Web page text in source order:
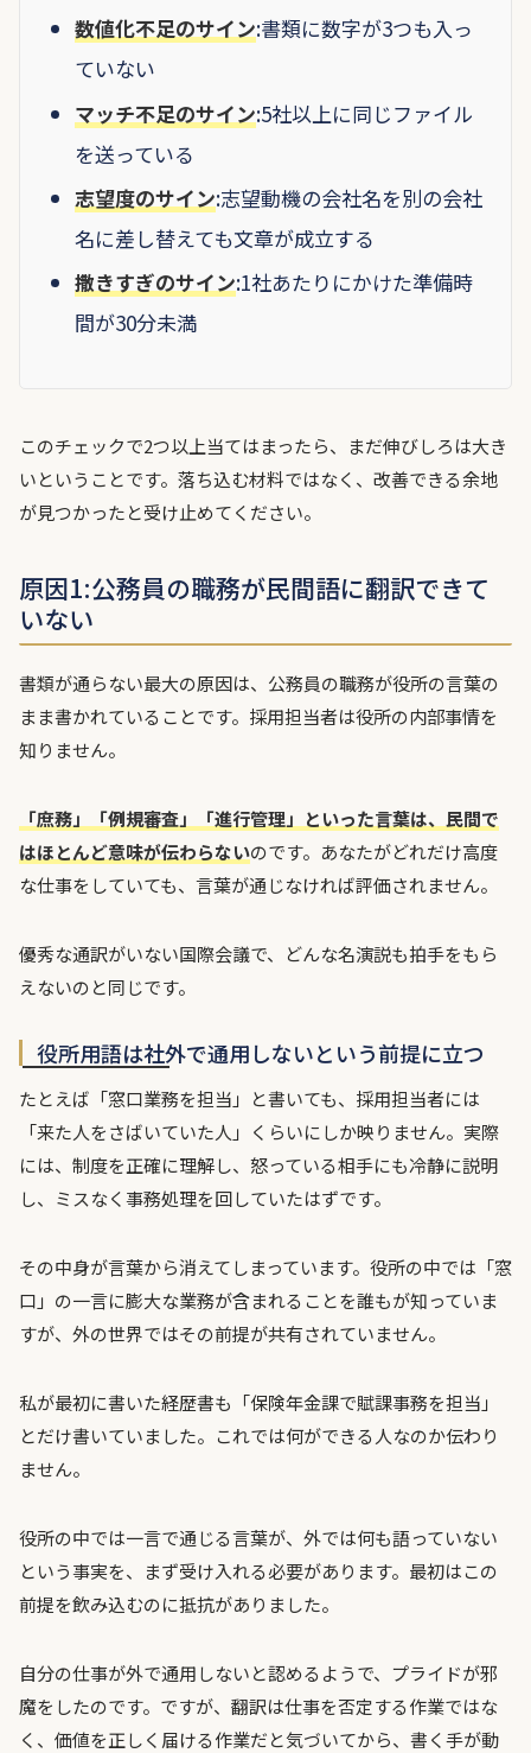
数値化不足のサイン:書類に数字が3つも入っ
ていない
マッチ不足のサイン:5社以上に同じファイル
を送っている
志望度のサイン:志望動機の会社名を別の会社
名に差し替えても文章が成立する
撒きすぎのサイン:1社あたりにかけた準備時
間が30分未満
このチェックで2つ以上当てはまったら、まだ伸びしろは大き
いということです。落ち込む材料ではなく、改善できる余地
が見つかったと受け止めてください。
原因1:公務員の職務が民間語に翻訳できて
いない
書類が通らない最大の原因は、公務員の職務が役所の言葉の
まま書かれていることです。採用担当者は役所の内部事情を
知りません。
「庶務」「例規審査」「進行管理」といった言葉は、民間で
はほとんど意味が伝わらないのです。あなたがどれだけ高度
な仕事をしていても、言葉が通じなければ評価されません。
優秀な通訳がいない国際会議で、どんな名演説も拍手をもら
えないのと同じです。
役所用語は社外で通用しないという前提に立つ
たとえば「窓口業務を担当」と書いても、採用担当者には
「来た人をさばいていた人」くらいにしか映りません。実際
には、制度を正確に理解し、怒っている相手にも冷静に説明
し、ミスなく事務処理を回していたはずです。
その中身が言葉から消えてしまっています。役所の中では「窓
口」の一言に膨大な業務が含まれることを誰もが知っていま
すが、外の世界ではその前提が共有されていません。
私が最初に書いた経歴書も「保険年金課で賦課事務を担当」
とだけ書いていました。これでは何ができる人なのか伝わり
ません。
役所の中では一言で通じる言葉が、外では何も語っていない
という事実を、まず受け入れる必要があります。最初はこの
前提を飲み込むのに抵抗がありました。
自分の仕事が外で通用しないと認めるようで、プライドが邪
魔をしたのです。ですが、翻訳は仕事を否定する作業ではな
く、価値を正しく届ける作業だと気づいてから、書く手が動